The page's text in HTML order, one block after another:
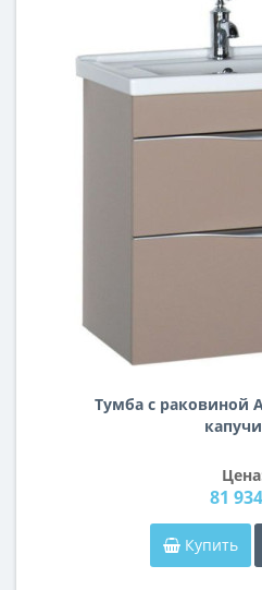
Тумба с раковиной
81
Купить